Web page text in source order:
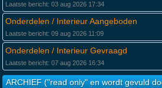
Laatste bericht: 03 aug 2026 17:34
Onderdelen / Interieur Aangeboden
Laatste bericht: 09 aug 2026 11:09
Onderdelen / Interieur Gevraagd
Laatste bericht: 07 aug 2026 16:34
ARCHIEF ("read only" en wordt gevuld